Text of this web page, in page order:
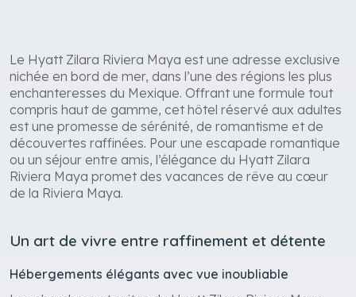
Le Hyatt Zilara Riviera Maya est une adresse exclusive
nichée en bord de mer, dans l’une des régions les plus
enchanteresses du Mexique. Offrant une formule tout
compris haut de gamme, cet hôtel réservé aux adultes
est une promesse de sérénité, de romantisme et de
découvertes raffinées. Pour une escapade romantique
ou un séjour entre amis, l’élégance du Hyatt Zilara
Riviera Maya promet des vacances de rêve au cœur
de la Riviera Maya.
Un art de vivre entre raffinement et détente
Hébergements élégants avec vue inoubliable